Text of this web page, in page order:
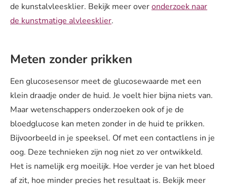
de kunstalvleesklier. Bekijk meer overonderzoek naar
de kunstmatige alvleesklier.
Meten zonder prikken
Een glucosesensor meet de glucosewaarde met een
klein draadje onder de huid. Je voelt hier bijna niets van.
Maar wetenschappers onderzoeken ook of je de
bloedglucose kan meten zonder in de huid te prikken.
Bijvoorbeeld in je speeksel. Of met een contactlens in je
oog. Deze technieken zijn nog niet zo ver ontwikkeld.
Het is namelijk erg moeilijk. Hoe verder je van het bloed
af zit, hoe minder precies het resultaat is. Bekijk meer